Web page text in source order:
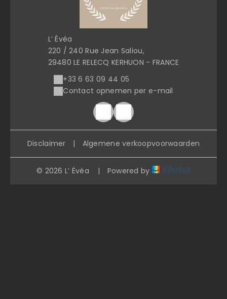
L’ Évéa
220 / 240 Rue Jean Saliou,
29480 LE RELECQ KERHUON - FRANCE
+33 6 63 09 44 05
Contact opnemen per e-mail
Disclaimer | Algemene verkoopvoorwaarden
© 2026 L’ Évéa | Powered by